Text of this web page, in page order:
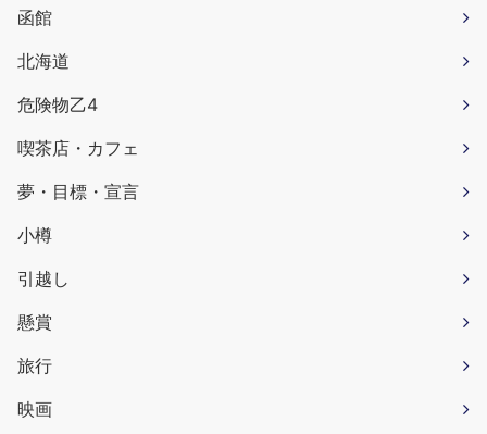
函館
北海道
危険物乙4
喫茶店・カフェ
夢・目標・宣言
小樽
引越し
懸賞
旅行
映画